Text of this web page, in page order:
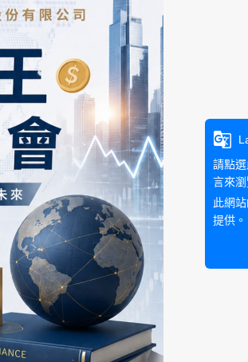
g_translate
請點
言來瀏
此網
提供。